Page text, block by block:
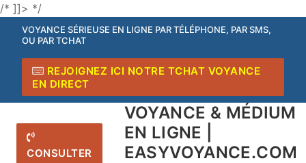
/* ]]> */
VOYANCE SÉRIEUSE EN LIGNE PAR TÉLÉPHONE, PAR SMS,
OU PAR TCHAT
REJOIGNEZ ICI NOTRE TCHAT VOYANCE
EN DIRECT
CONSULTER
VOYANCE & MÉDIUM
EN LIGNE |
EASYVOYANCE.COM